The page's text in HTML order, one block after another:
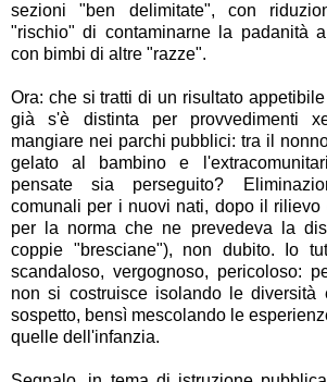
sezioni "ben delimitate", con
"rischio" di contaminarne la padanità
con bimbi di altre "razze".
Ora: che si tratti di un risultato
già s'è distinta per provvedimenti
mangiare nei parchi pubblici: tra il
gelato al bambino e
pensate sia perseguito?
comunali per i nuovi nati, dopo il rilievo
per la norma che ne prevedeva la
coppie "bresciane"), non dubito. Io
scandaloso, vergognoso, pericoloso:
non si costruisce isolando le diversità
sospetto, bensì mescolando le
quelle dell'infanzia.